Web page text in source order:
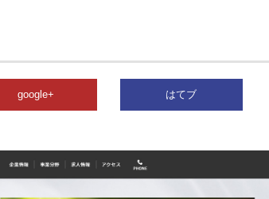
google+ はてブ